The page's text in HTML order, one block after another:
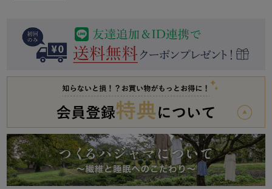
春 夏 冬
すべての生地一覧はこちら
作務衣
ーブ
上着単品
ズボン単品